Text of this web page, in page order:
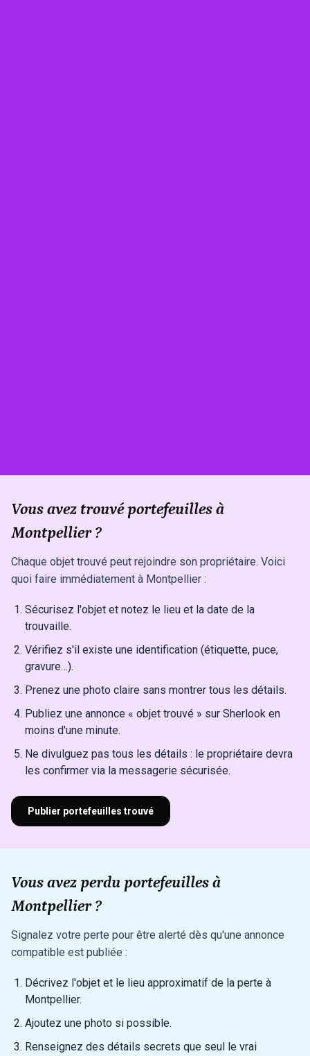
Vous avez trouvé portefeuilles à
Montpellier ?
Chaque objet trouvé peut rejoindre son propriétaire. Voici
quoi faire immédiatement à Montpellier :
Sécurisez l'objet et notez le lieu et la date de la
trouvaille.
Vérifiez s'il existe une identification (étiquette, puce,
gravure…).
Prenez une photo claire sans montrer tous les détails.
Publiez une annonce « objet trouvé » sur Sherlook en
moins d'une minute.
Ne divulguez pas tous les détails : le propriétaire devra
les confirmer via la messagerie sécurisée.
Publier portefeuilles trouvé
Vous avez perdu portefeuilles à
Montpellier ?
Signalez votre perte pour être alerté dès qu'une annonce
compatible est publiée :
Décrivez l'objet et le lieu approximatif de la perte à
Montpellier.
Ajoutez une photo si possible.
Renseignez des détails secrets que seul le vrai